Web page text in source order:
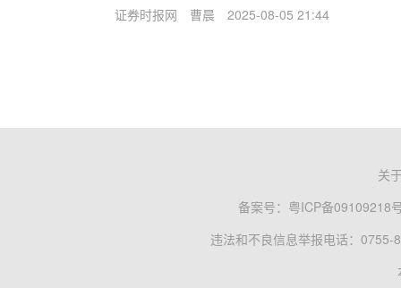
证券时报网 曹晨 2025-08-05 21:44
关
备案号： 粤ICP备09109218
违法和不良信息举报电话：0755-